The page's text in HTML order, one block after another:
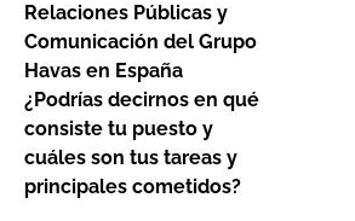
Relaciones Públicas y
Comunicación del Grupo
Havas en España
¿Podrías decirnos en qué
consiste tu puesto y
cuáles son tus tareas y
principales cometidos?